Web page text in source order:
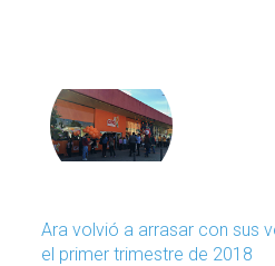
Ara volvió a arrasar con sus
el primer trimestre de 2018